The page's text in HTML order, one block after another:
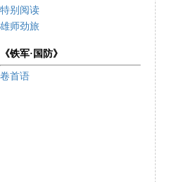
特别阅读
雄师劲旅
《铁军·国防》
卷首语